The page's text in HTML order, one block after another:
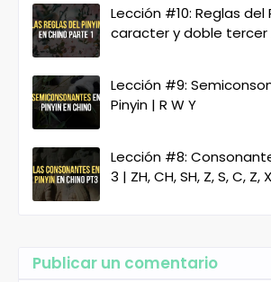
Lección #10: Reglas del
caracter y doble tercer
Lección #9:
Pinyin | R W Y
Lección #8:
3 | ZH, CH, SH, Z, S, C, Z,
Publicar un comentario